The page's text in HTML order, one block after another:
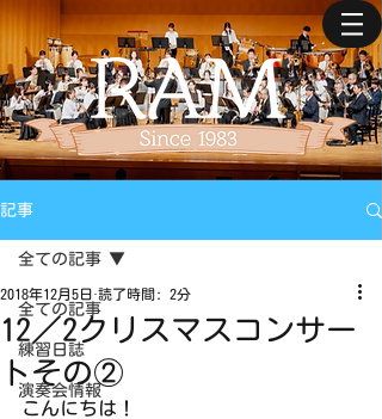
記事
全ての記事
練習日誌
演奏会情報
全ての記事
12／2クリスマスコンサー
トその②
2018年12月5日 読了時間: 2分
こんにちは！